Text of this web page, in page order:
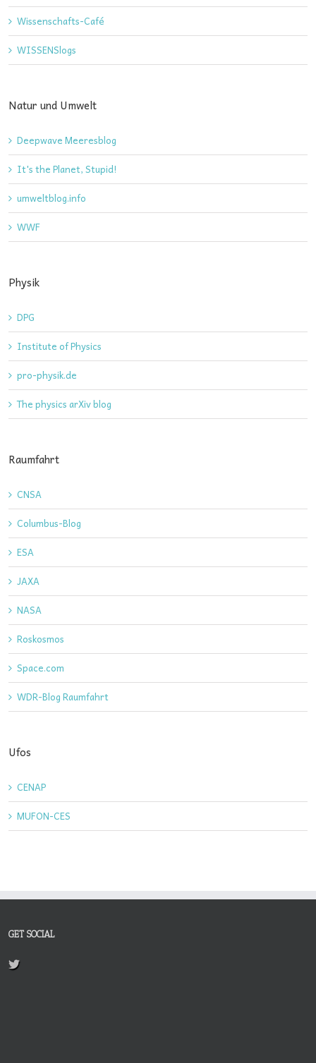
Wissenschafts-Café
WISSENSlogs
Natur und Umwelt
Deepwave Meeresblog
It's the Planet, Stupid!
umweltblog.info
WWF
Physik
DPG
Institute of Physics
pro-physik.de
The physics arXiv blog
Raumfahrt
CNSA
Columbus-Blog
ESA
JAXA
NASA
Roskosmos
Space.com
WDR-Blog Raumfahrt
Ufos
CENAP
MUFON-CES
GET SOCIAL